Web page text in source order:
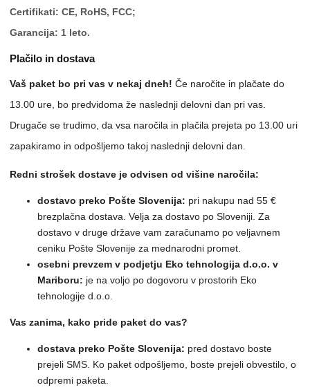
Certifikati: CE, RoHS, FCC;
Garancija: 1 leto.
Plačilo in dostava
Vaš paket bo pri vas v nekaj dneh! Če naročite in plačate do
13.00 ure, bo predvidoma že naslednji delovni dan pri vas.
Drugače se trudimo, da vsa naročila in plačila prejeta po 13.00 uri
zapakiramo in odpošljemo takoj naslednji delovni dan.
Redni strošek dostave je odvisen od višine naročila:
dostavo preko Pošte Slovenija: pri nakupu nad 55 €
brezplačna dostava. Velja za dostavo po Sloveniji. Za
dostavo v druge države vam zaračunamo po veljavnem
ceniku Pošte Slovenije za mednarodni promet.
osebni prevzem v podjetju Eko tehnologija d.o.o. v
Mariboru: je na voljo po dogovoru v prostorih Eko
tehnologije d.o.o.
Vas zanima, kako pride paket do vas?
dostava preko Pošte Slovenija: pred dostavo boste
prejeli SMS. Ko paket odpošljemo, boste prejeli obvestilo, o
odpremi paketa.